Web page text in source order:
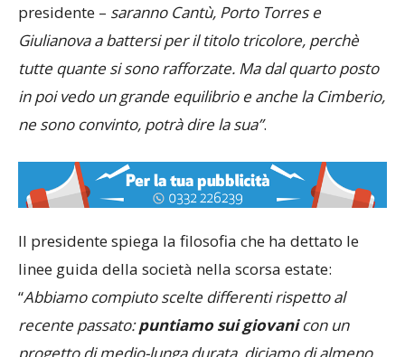
presidente – saranno Cantù, Porto Torres e
Giulianova a battersi per il titolo tricolore, perchè
tutte quante si sono rafforzate. Ma dal quarto posto
in poi vedo un grande equilibrio e anche la Cimberio,
ne sono convinto, potrà dire la sua”.
Il presidente spiega la filosofia che ha dettato le
linee guida della società nella scorsa estate:
“Abbiamo compiuto scelte differenti rispetto al
recente passato:puntiamo sui giovanicon un
progetto di medio-lunga durata, diciamo di almeno